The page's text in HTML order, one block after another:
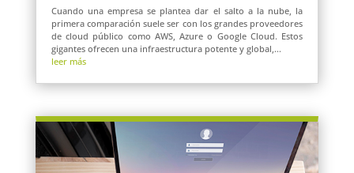
Cuando una empresa se plantea dar el salto a la nube, la
primera comparación suele ser con los grandes proveedores
de cloud público como AWS, Azure o Google Cloud. Estos
gigantes ofrecen una infraestructura potente y global,...
leer más